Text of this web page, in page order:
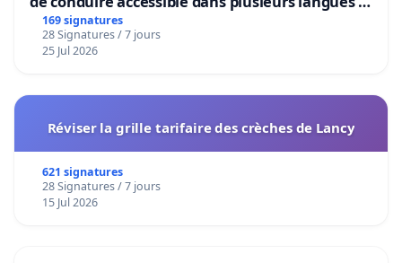
Bruxelles
169 signatures
28 Signatures / 7 jours
25 Jul 2026
Réviser la grille tarifaire des crèches de Lancy
621 signatures
28 Signatures / 7 jours
15 Jul 2026